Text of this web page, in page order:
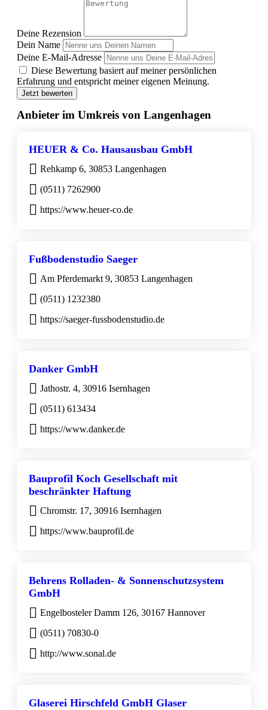
Deine Rezension
Dein Name
Deine E-Mail-Adresse
Diese Bewertung basiert auf meiner persönlichen
Erfahrung und entspricht meiner eigenen Meinung.
Jetzt bewerten
Anbieter im Umkreis von Langenhagen
HEUER & Co. Hausausbau GmbH
Rehkamp 6, 30853 Langenhagen
(0511) 7262900
https://www.heuer-co.de
Fußbodenstudio Saeger
Am Pferdemarkt 9, 30853 Langenhagen
(0511) 1232380
https://saeger-fussbodenstudio.de
Danker GmbH
Jathostr. 4, 30916 Isernhagen
(0511) 613434
https://www.danker.de
Bauprofil Koch Gesellschaft mit
beschränkter Haftung
Chromstr. 17, 30916 Isernhagen
https://www.bauprofil.de
Behrens Rolladen- & Sonnenschutzsystem
GmbH
Engelbosteler Damm 126, 30167 Hannover
(0511) 70830-0
http://www.sonal.de
Glaserei Hirschfeld GmbH Glaser